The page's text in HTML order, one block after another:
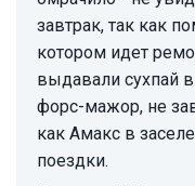
завтрак, так как
котором идет
выдавали сухпай
форс-мажор, не
как Амакс в
поездки.